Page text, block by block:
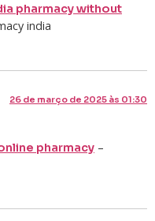
pharmacy without
india
26 de março de 2025 às 01:30
pharmacy –